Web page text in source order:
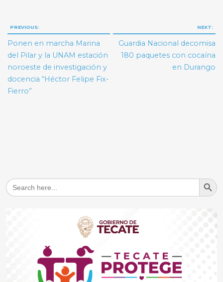
Navegación
de
entradas
PREVIOUS:
Ponen en marcha Marina
del Pilar y la UNAM estación
noroeste de investigación y
docencia “Héctor Felipe Fix-
Fierro”
NEXT:
Guardia Nacional decomisa
180 paquetes con cocaína
en Durango
Search
for:
Search